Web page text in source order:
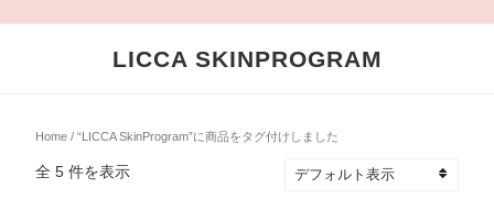
LICCA SKINPROGRAM
Home / “LICCA SkinProgram”に商品をタグ付けしました
全 5 件を表示